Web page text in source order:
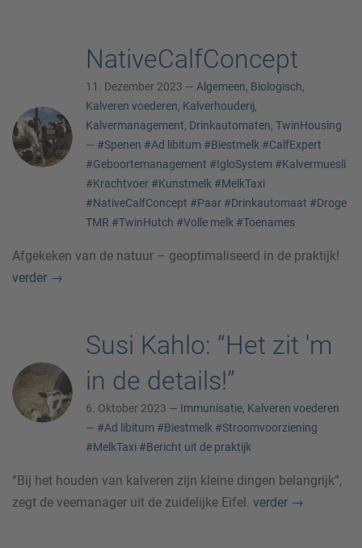
NativeCalfConcept
11. Dezember 2023 — Algemeen, Biologisch,
Kalveren voederen, Kalverhouderij,
Kalvermanagement, Drinkautomaten, TwinHousing
— #Spenen #Ad libitum #Biestmelk #CalfExpert
#Geboortemanagement #IgloSystem #Kalvermuesli
#Krachtvoer #Kunstmelk #MelkTaxi
#NativeCalfConcept #Paar #Drinkautomaat #Droge
TMR #TwinHutch #Volle melk #Toenames
Afgekeken van de natuur – geoptimaliseerd in de praktijk!
verder →
Susi Kahlo: “Het zit 'm
in de details!”
6. Oktober 2023 — Immunisatie, Kalveren voederen
— #Ad libitum #Biestmelk #Stroomvoorziening
#MelkTaxi #Bericht uit de praktijk
“Bij het houden van kalveren zijn kleine dingen belangrijk”,
zegt de veemanager uit de zuidelijke Eifel. verder →